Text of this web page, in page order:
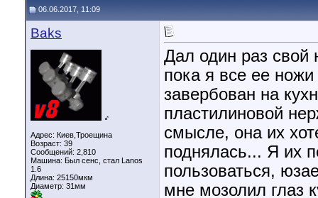
06.06.2017, 11:09
Baks
♂
Адрес: Киев,Троещина
Возраст: 39
Сообщений: 2,810
Машина: Был сенс, стал Lanos
1.6
Длина: 25150мкм
Диаметр: 31мм
Дал один раз свой
пока я все ее
завербован на
пластилиновой
смысле, она их
поднялась... Я их
пользоваться,
мне мозолил глаз